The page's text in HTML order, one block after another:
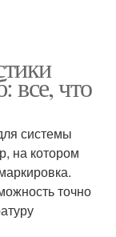
все, что
системы
на котором
точно